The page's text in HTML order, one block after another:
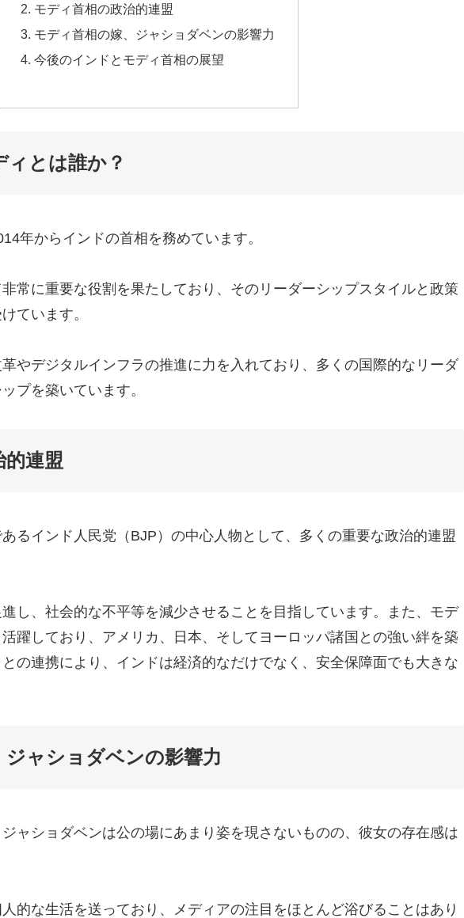
モディ首相の政治的連盟
モディ首相の嫁、ジャショダベンの影響力
今後のインドとモディ首相の展望
とは誰か？
年からインドの首相を務めています。
常に重要な役割を果たしており、そのリーダーシップスタイルと政策
ています。
やデジタルインフラの推進に力を入れており、多くの国際的なリーダ
プを築いています。
的連盟
るインド人民党（BJP）の中心人物として、多くの重要な政治的連盟
し、社会的な不平等を減少させることを目指しています。また、モデ
躍しており、アメリカ、日本、そしてヨーロッパ諸国との強い絆を築
の連携により、インドは経済的なだけでなく、安全保障面でも大きな
ャショダベンの影響力
ャショダベンは公の場にあまり姿を現さないものの、彼女の存在感は
的な生活を送っており、メディアの注目をほとんど浴びることはあり